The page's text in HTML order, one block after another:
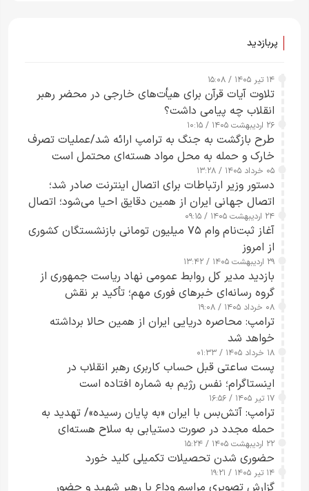
پربازدید
۱۴ تیر ۱۴۰۵ / ۱۵:۰۸
تلاوت آیات قرآن برای هیأت‌های خارجی در محضر رهبر
انقلاب چه پیامی داشت؟
۲۶ اردیبهشت ۱۴۰۵ / ۱۰:۱۵
طرح‌ بازگشت به جنگ به ترامپ ارائه شد/عملیات تصرف
خارک و حمله به محل مواد هسته‌ای محتمل است
۰۵ خرداد ۱۴۰۵ / ۱۳:۲۸
دستور وزیر ارتباطات برای اتصال اینترنت صادر شد؛
اتصال جهانی ایران از همین دقایق احیا می‌شود؛ اتصال
کامل مردم تا ۲۴ ساعت آینده
۲۴ اردیبهشت ۱۴۰۵ / ۰۹:۱۵
آغاز ثبت‌نام وام ۷۵ میلیون تومانی بازنشستگان کشوری
از امروز
۲۹ اردیبهشت ۱۴۰۵ / ۱۳:۴۲
بازدید مدیر کل روابط عمومی نهاد ریاست جمهوری از
گروه رسانه‌ای خبرهای فوری مهم؛ تأکید بر نقش
رسانه‌های هوشمند و مسئول در ارتقای آگاهی عمومی
۰۸ خرداد ۱۴۰۵ / ۱۹:۰۸
ترامپ: محاصره دریایی ایران از همین حالا برداشته
خواهد شد
۱۸ خرداد ۱۴۰۵ / ۰۱:۳۳
پست ساعتی قبل حساب کاربری رهبر انقلاب در
اینستاگرام؛ نفس رژیم به شماره افتاده است​
۱۷ تیر ۱۴۰۵ / ۱۶:۵۶
ترامپ: آتش‌بس با ایران «به پایان رسیده»/ تهدید به
حمله مجدد در صورت دستیابی به سلاح هسته‌ای
۲۲ اردیبهشت ۱۴۰۵ / ۱۵:۲۴
حضوری شدن تحصیلات تکمیلی کلید خورد
۱۴ تیر ۱۴۰۵ / ۱۹:۲۱
گزارش تصویری مراسم وداع با رهبر شهید و حضور